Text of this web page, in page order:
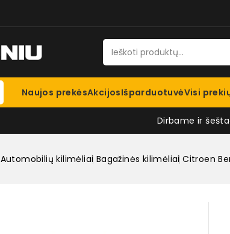
Naujos prekėsAkcijosIšparduotuvėVisi
Dirbame ir
Automobilių kilimėliai Bagažinės kilimėliai Citroen